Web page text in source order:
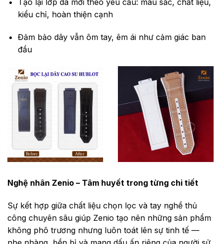
Tạo lại lớp da mới theo yêu cầu: màu sắc, chất liệu,
kiểu chỉ, hoàn thiện cạnh
Đảm bảo dây vẫn ôm tay, êm ái như cảm giác ban
đầu
Nghệ nhân Zenio – Tâm huyết trong từng chi tiết
Sự kết hợp giữa chất liệu chọn lọc và tay nghề thủ
công chuyên sâu giúp Zenio tạo nên những sản phẩm
không phô trương nhưng luôn toát lên sự tinh tế —